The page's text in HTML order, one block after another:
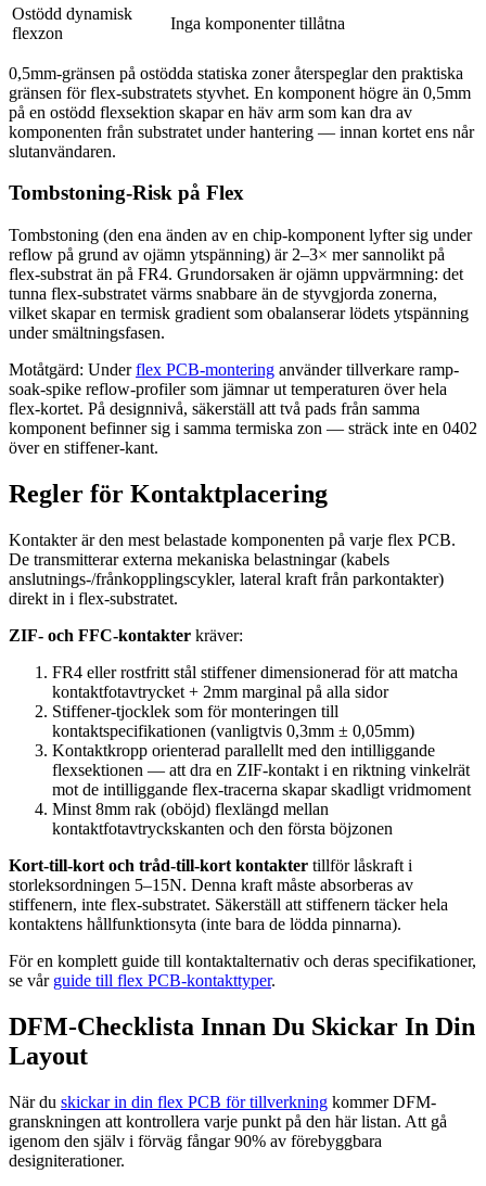
Ostödd dynamisk
flexzon
Inga komponenter tillåtna
0,5mm-gränsen på ostödda statiska zoner återspeglar den praktiska
gränsen för flex-substratets styvhet. En komponent högre än 0,5mm
på en ostödd flexsektion skapar en häv arm som kan dra av
komponenten från substratet under hantering — innan kortet ens når
slutanvändaren.
Tombstoning-Risk på Flex
Tombstoning (den ena änden av en chip-komponent lyfter sig under
reflow på grund av ojämn ytspänning) är 2–3× mer sannolikt på
flex-substrat än på FR4. Grundorsaken är ojämn uppvärmning: det
tunna flex-substratet värms snabbare än de styvgjorda zonerna,
vilket skapar en termisk gradient som obalanserar lödets ytspänning
under smältningsfasen.
Motåtgärd: Underflex PCB-montering använder tillverkare ramp-
soak-spike reflow-profiler som jämnar ut temperaturen över hela
flex-kortet. På designnivå, säkerställ att två pads från samma
komponent befinner sig i samma termiska zon — sträck inte en 0402
över en stiffener-kant.
Regler för Kontaktplacering
Kontakter är den mest belastade komponenten på varje flex PCB.
De transmitterar externa mekaniska belastningar (kabels
anslutnings-/frånkopplingscykler, lateral kraft från parkontakter)
direkt in i flex-substratet.
ZIF- och FFC-kontakter kräver:
FR4 eller rostfritt stål stiffener dimensionerad för att matcha
kontaktfotavtrycket + 2mm marginal på alla sidor
Stiffener-tjocklek som för monteringen till
kontaktspecifikationen (vanligtvis 0,3mm ± 0,05mm)
Kontaktkropp orienterad parallellt med den intilliggande
flexsektionen — att dra en ZIF-kontakt i en riktning vinkelrät
mot de intilliggande flex-tracerna skapar skadligt vridmoment
Minst 8mm rak (oböjd) flexlängd mellan
kontaktfotavtryckskanten och den första böjzonen
Kort-till-kort och tråd-till-kort kontakter tillför låskraft i
storleksordningen 5–15N. Denna kraft måste absorberas av
stiffenern, inte flex-substratet. Säkerställ att stiffenern täcker hela
kontaktens hållfunktionsyta (inte bara de lödda pinnarna).
För en komplett guide till kontaktalternativ och deras specifikationer,
se vår guide till flex PCB-kontakttyper.
DFM-Checklista Innan Du Skickar In Din
Layout
När du skickar in din flex PCB för tillverkning kommer DFM-
granskningen att kontrollera varje punkt på den här listan. Att gå
igenom den själv i förväg fångar 90% av förebyggbara
designiterationer.